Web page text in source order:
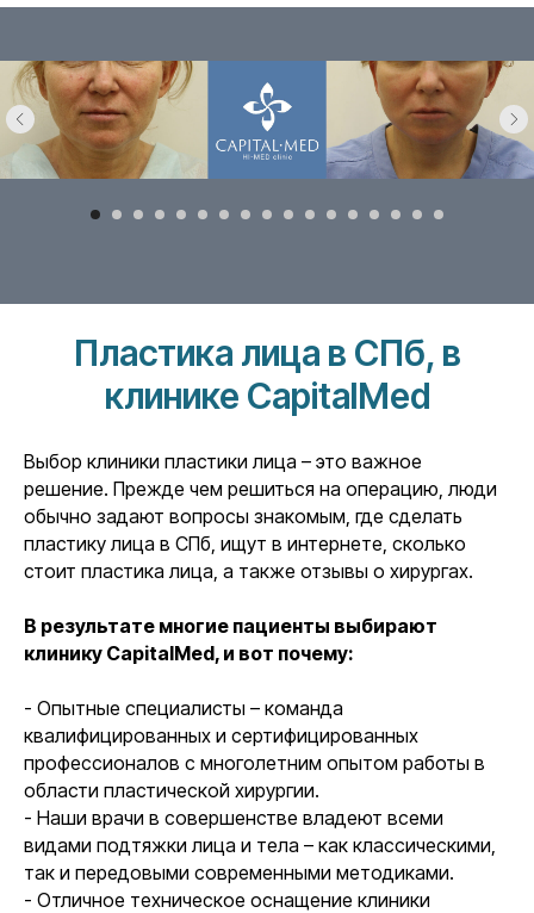
Пластика лица в СПб, в
клинике CapitalMed
Выбор клиники пластики лица – это важное
решение. Прежде чем решиться на операцию, люди
обычно задают вопросы знакомым, где сделать
пластику лица в СПб, ищут в интернете, сколько
стоит пластика лица, а также отзывы о хирургах.
В результате многие пациенты выбирают
клинику CapitalMed, и вот почему:
- Опытные специалисты – команда
квалифицированных и сертифицированных
профессионалов с многолетним опытом работы в
области пластической хирургии.
- Наши врачи в совершенстве владеют всеми
видами подтяжки лица и тела – как классическими,
так и передовыми современными методиками.
- Отличное техническое оснащение клиники